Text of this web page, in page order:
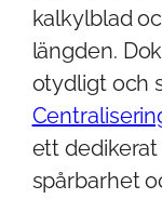
kalkylblad
längden.
otydligt och
ett
spårbarhet